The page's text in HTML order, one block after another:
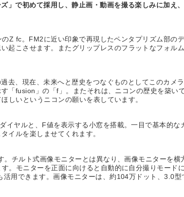
」で初めて採用し、静止画・動画を撮る楽しみに加え
Z fc。FM2に近い印象で再現したペンタプリズム部の
起こさせます。またグリップレスのフラットなフォル
去、現在、未来へと歴史をつなぐものとしてこのカメ
「fusion」の「f」。またそれは、ニコンの歴史を築い
しいというニコンの願いを表しています。
イヤルと、F値を表示する小窓を搭載。一目で基本的
イルを楽しませてくれます。
チルト式画像モニターとは異なり、画像モニターを
。モニターを正面に向けると自動的に自分撮りモード
用できます。画像モニターは、約104万ドット、3.0